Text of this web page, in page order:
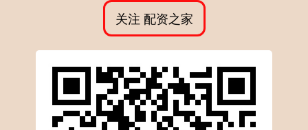
关注 配资之家